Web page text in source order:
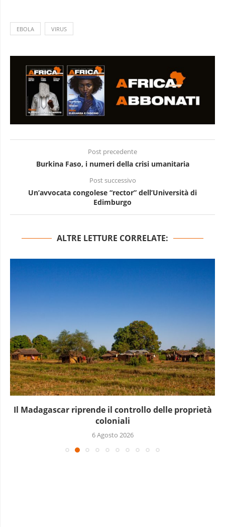
EBOLA VIRUS
Post precedente
Burkina Faso, i numeri della crisi umanitaria
Post successivo
Un’avvocata congolese “rector” dell’Università di
Edimburgo
ALTRE LETTURE CORRELATE:
Il Madagascar riprende il controllo delle proprietà
coloniali
6 Agosto 2026